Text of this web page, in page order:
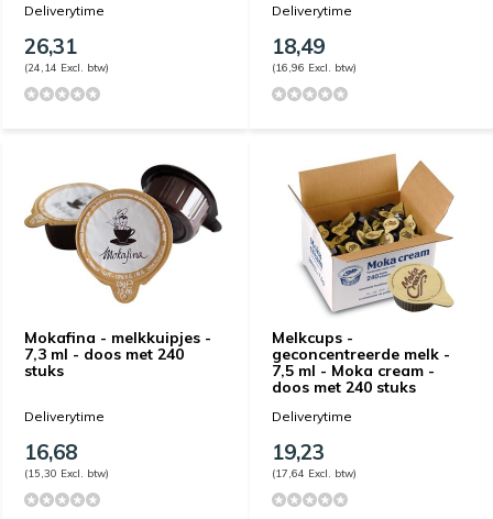
Deliverytime
26,31
(24,14 Excl. btw)
Deliverytime
18,49
(16,96 Excl. btw)
Mokafina - melkkuipjes -
7,3 ml - doos met 240
stuks
Deliverytime
16,68
(15,30 Excl. btw)
Melkcups -
geconcentreerde melk -
7,5 ml - Moka cream -
doos met 240 stuks
Deliverytime
19,23
(17,64 Excl. btw)